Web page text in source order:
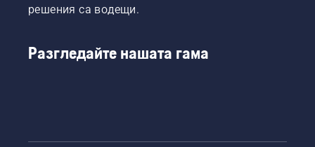
решения са водещи.
Разгледайте нашата гама